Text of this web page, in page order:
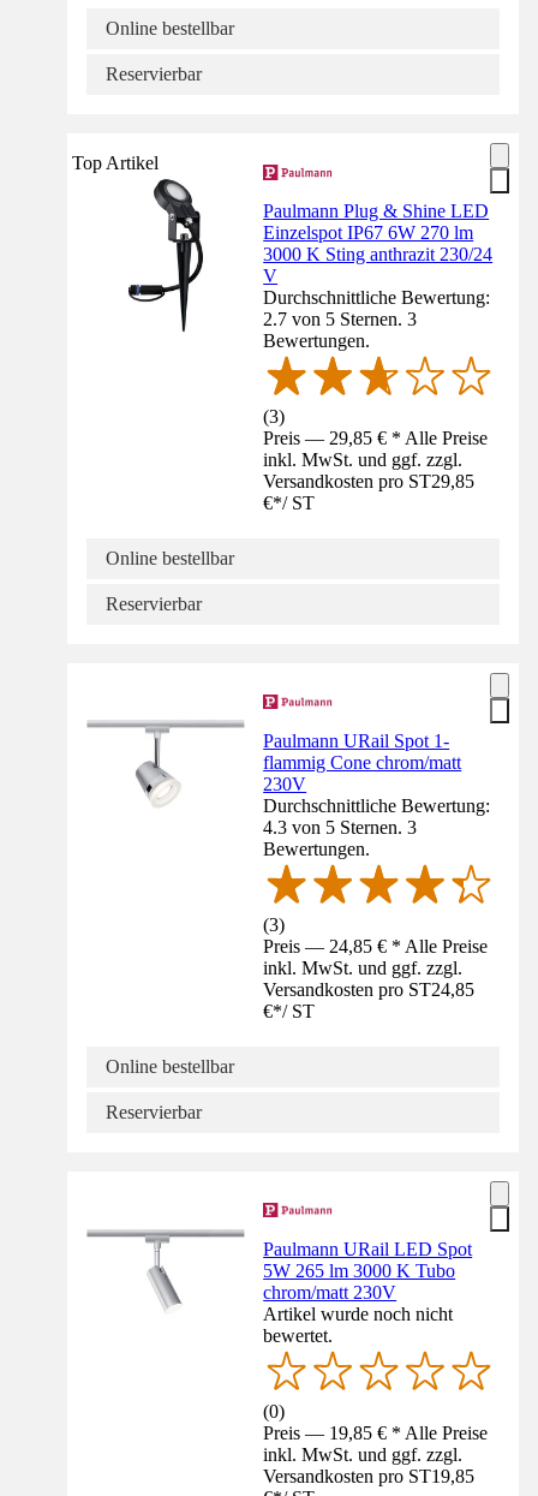
Online bestellbar
Reservierbar
Top Artikel
Paulmann Plug & Shine LED
Einzelspot IP67 6W 270 lm
3000 K Sting anthrazit 230/24
V
Durchschnittliche Bewertung:
2.7 von 5 Sternen. 3
Bewertungen.
(3)
Preis — 29,85 € * Alle Preise
inkl. MwSt. und ggf. zzgl.
Versandkosten pro ST29,85
€*/ ST
Online bestellbar
Reservierbar
Paulmann URail Spot 1-
flammig Cone chrom/matt
230V
Durchschnittliche Bewertung:
4.3 von 5 Sternen. 3
Bewertungen.
(3)
Preis — 24,85 € * Alle Preise
inkl. MwSt. und ggf. zzgl.
Versandkosten pro ST24,85
€*/ ST
Online bestellbar
Reservierbar
Paulmann URail LED Spot
5W 265 lm 3000 K Tubo
chrom/matt 230V
Artikel wurde noch nicht
bewertet.
(0)
Preis — 19,85 € * Alle Preise
inkl. MwSt. und ggf. zzgl.
Versandkosten pro ST19,85